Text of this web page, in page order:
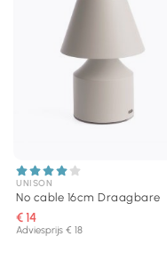
UNISON
No cable 16cm Draagbare
€ 14
Adviesprijs € 18